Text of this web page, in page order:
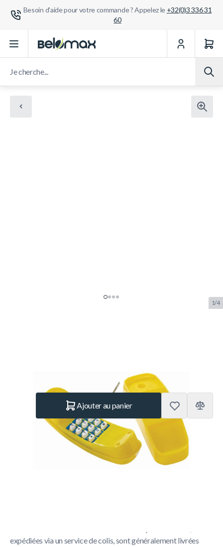
Besoin d'aide pour votre commande ? Appelez le +32(0)3 336 31
60
1/4
Ajouter au panier
1 et 5 jours
expédiées via un service de colis, sont généralement livrées